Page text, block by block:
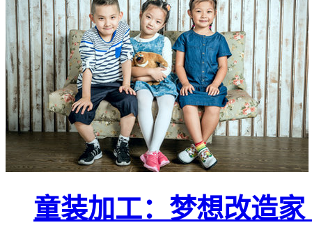
童装加工：梦想改造